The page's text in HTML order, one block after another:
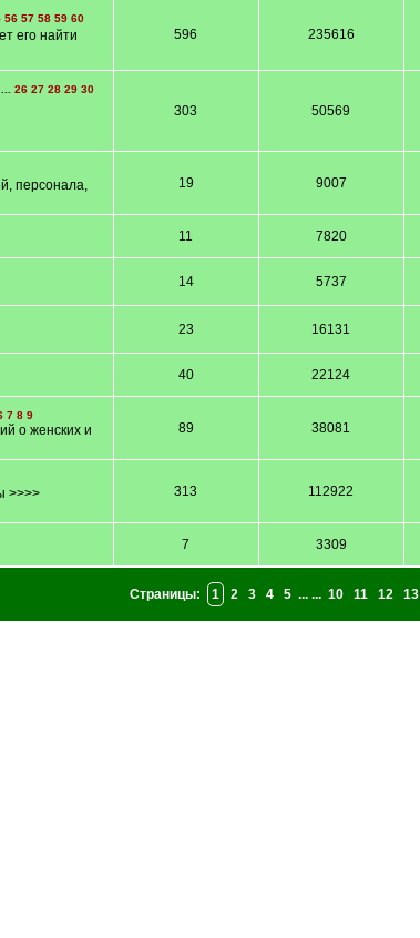
56 57 58 59 60
его найти
596 235616
26 27 28 29 30
303 50569
персонала,
19 9007
11 7820
14 5737
23 16131
40 22124
7 8 9
о женских и
89 38081
>>>>
313 112922
7 3309
Страницы: 1 2 3 4 5 ... ... 10 11 12 13